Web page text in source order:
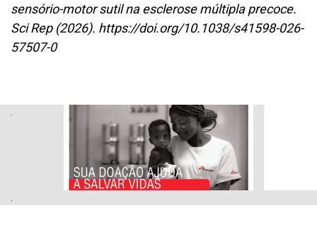
sensório-motor sutil na esclerose múltipla precoce.
Sci Rep (2026). https://doi.org/10.1038/s41598-026-
57507-0